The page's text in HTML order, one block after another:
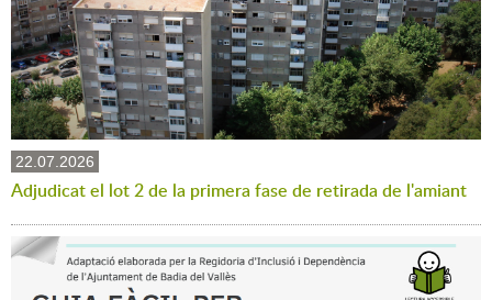
22.07.2026
Adjudicat el lot 2 de la primera fase de retirada de l'amiant